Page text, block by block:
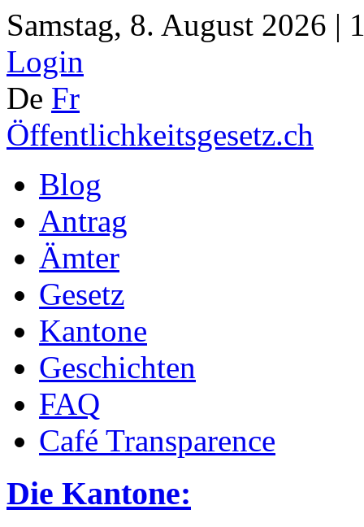
Samstag, 8. August 2026 |
Login
De Fr
Öffentlichkeitsgesetz.ch
Blog
Antrag
Ämter
Gesetz
Kantone
Geschichten
FAQ
Café Transparence
Die Kantone: